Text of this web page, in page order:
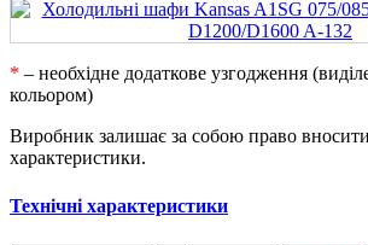
* – необхідне додаткове узгодження
кольором)
Виробник залишає за собою право вносити
характеристики.
Технічні характеристики